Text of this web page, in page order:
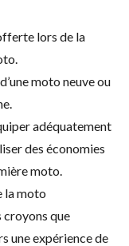
lors de la
moto neuve ou
adéquatement
des économies
moto.
la moto
que
une expérience de